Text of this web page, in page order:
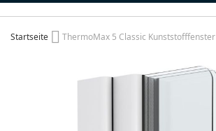
Startseite ThermoMax 5 Classic Kunststofffenster